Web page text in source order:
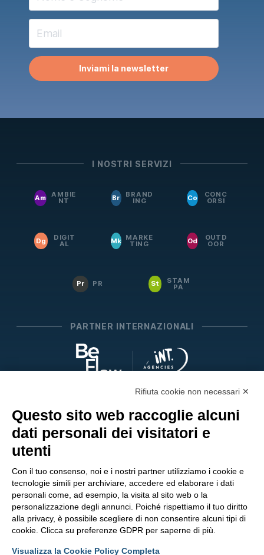
Inviami la newsletter
I NOSTRI SERVIZI
Am AMBIE
NT Br BRAND
ING Co CONC
ORSI
Dg DIGIT
AL Mk MARKE
TING Od OUTD
OOR
Pr PR St STAM
PA
PARTNER INTERNAZIONALI
SEGUICI SUI SOCIAL
Rifiuta cookie non necessari ✕
Questo sito web raccoglie alcuni
dati personali dei visitatori e
utenti
Con il tuo consenso, noi e i nostri partner utilizziamo i cookie e
tecnologie simili per archiviare, accedere ed elaborare i dati
personali come, ad esempio, la visita al sito web o la
personalizzazione degli annunci. Poiché rispettiamo il tuo diritto
alla privacy, è possibile scegliere di non consentire alcuni tipi di
cookie. Clicca su preferenze GDPR per saperne di più.
Visualizza la Cookie Policy Completa